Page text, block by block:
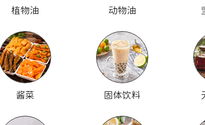
植物油 动物油
酱菜 固体饮料